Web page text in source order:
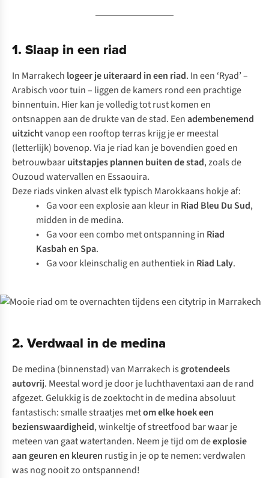
1. Slaap in een riad
In Marrakech logeer je uiteraard in een riad. In een ‘Ryad’ –
Arabisch voor tuin – liggen de kamers rond een prachtige
binnentuin. Hier kan je volledig tot rust komen en
ontsnappen aan de drukte van de stad. Eenadembenemend
uitzichtvanop een rooftop terras krijg je er meestal
(letterlijk) bovenop. Via je riad kan je bovendien goed en
betrouwbaaruitstapjes plannen buiten de stad, zoals de
Ouzoud watervallen en Essaouira.
Deze riads vinken alvast elk typisch Marokkaans hokje af:
• Ga voor een explosie aan kleur in Riad Bleu Du Sud,
midden in de medina.
• Ga voor een combo met ontspanning in Riad
Kasbah en Spa.
• Ga voor kleinschalig en authentiek in Riad Laly.
2. Verdwaal in de medina
De medina (binnenstad) van Marrakech is grotendeels
autovrij. Meestal word je door je luchthaventaxi aan de rand
afgezet. Gelukkig is de zoektocht in de medina absoluut
fantastisch: smalle straatjes metom elke hoek een
bezienswaardigheid, winkeltje of streetfood bar waar je
meteen van gaat watertanden. Neem je tijd om deexplosie
aan geuren en kleuren rustig in je op te nemen: verdwalen
was nog nooit zo ontspannend!